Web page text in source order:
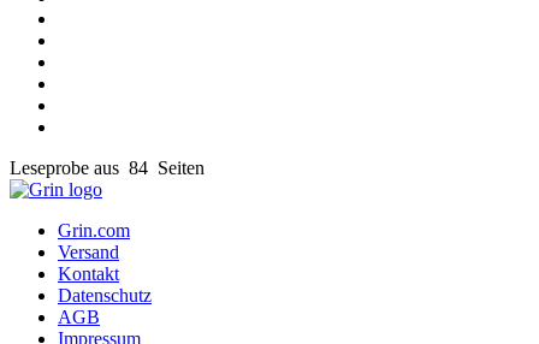
Leseprobe aus 84 Seiten
Grin.com
Versand
Kontakt
Datenschutz
AGB
Impressum